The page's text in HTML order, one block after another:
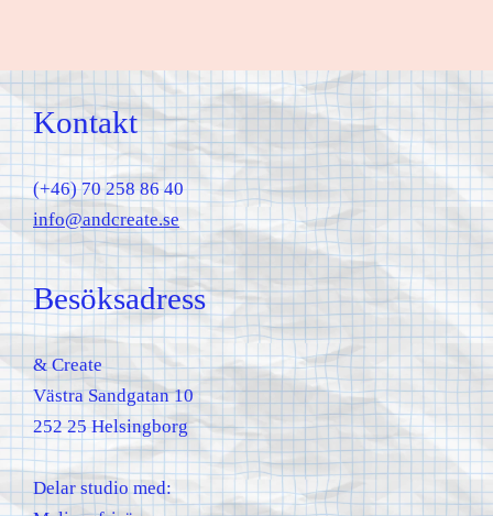
Kontakt
(+46) 70 258 86 40
info@andcreate.se
Besöksadress
& Create
Västra Sandgatan 10
252 25 Helsingborg
Delar studio med: